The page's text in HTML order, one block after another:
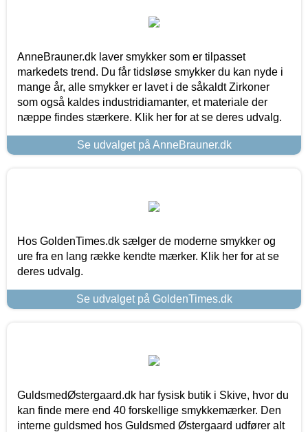
AnneBrauner.dk laver smykker som er tilpasset
markedets trend. Du får tidsløse smykker du kan nyde i
mange år, alle smykker er lavet i de såkaldt Zirkoner
som også kaldes industridiamanter, et materiale der
næppe findes stærkere. Klik her for at se deres udvalg.
Se udvalget på AnneBrauner.dk
Hos GoldenTimes.dk sælger de moderne smykker og
ure fra en lang række kendte mærker. Klik her for at se
deres udvalg.
Se udvalget på GoldenTimes.dk
GuldsmedØstergaard.dk har fysisk butik i Skive, hvor du
kan finde mere end 40 forskellige smykkemærker. Den
interne guldsmed hos Guldsmed Østergaard udfører alt